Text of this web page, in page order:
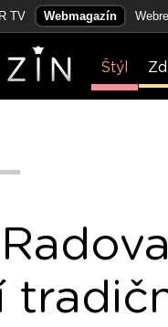
TV Webmagazín
Štýl